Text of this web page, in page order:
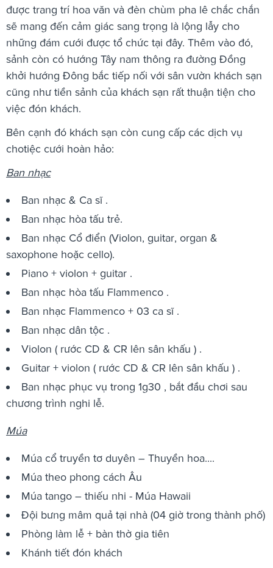
được trang trí hoa văn và đèn chùm pha lê chắc chắn
sẽ mang đến cảm giác sang trọng là lộng lẫy cho
những đám cưới được tổ chức tại đây. Thêm vào đó,
sảnh còn có hướng Tây nam thông ra đường Đồng
khởi hướng Đông bắc tiếp nối với sân vườn khách sạn
cũng như tiền sảnh của khách sạn rất thuận tiện cho
việc đón khách.
Bên cạnh đó khách sạn còn cung cấp các dịch vụ
chotiệc cưới hoàn hảo:
Ban nhạc
Ban nhạc & Ca sĩ .
Ban nhạc hòa tấu trẻ.
Ban nhạc Cổ điển (Violon, guitar, organ &
saxophone hoặc cello).
Piano + violon + guitar .
Ban nhạc hòa tấu Flammenco .
Ban nhạc Flammenco + 03 ca sĩ .
Ban nhạc dân tộc .
Violon ( rước CD & CR lên sân khấu ) .
Guitar + violon ( rước CD & CR lên sân khấu ) .
Ban nhạc phục vụ trong 1g30 , bắt đầu chơi sau
chương trình nghi lễ.
Múa
Múa cổ truyền tơ duyên – Thuyền hoa....
Múa theo phong cách Âu
Múa tango – thiếu nhi - Múa Hawaii
Đội bưng mâm quả tại nhà (04 giờ trong thành phố)
Phòng làm lễ + bàn thờ gia tiên
Khánh tiết đón khách